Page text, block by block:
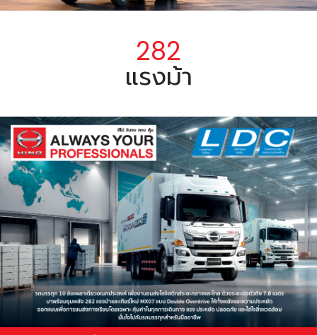
282
แรงม้า